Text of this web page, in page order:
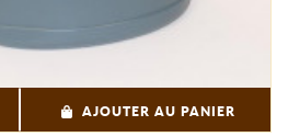
AJOUTER AU PANIER